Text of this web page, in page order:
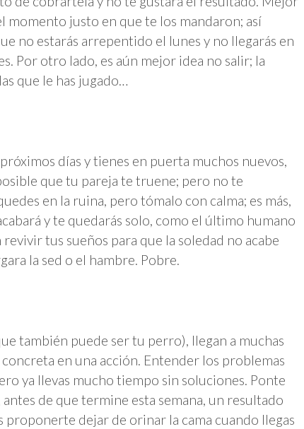
momento justo en que te los mandaron; así
no estarás arrepentido el lunes y no llegarás en
Por otro lado, es aún mejor idea no salir; la
que le has jugado…
días y tienes en puerta muchos nuevos,
que tu pareja te truene; pero no te
en la ruina, pero tómalo con calma; es más,
y te quedarás solo, como el último humano
tus sueños para que la soledad no acabe
la sed o el hambre. Pobre.
también puede ser tu perro), llegan a muchas
en una acción. Entender los problemas
ya llevas mucho tiempo sin soluciones. Ponte
de que termine esta semana, un resultado
dejar de orinar la cama cuando llegas